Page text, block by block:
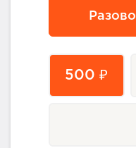
Разово
500 ₽